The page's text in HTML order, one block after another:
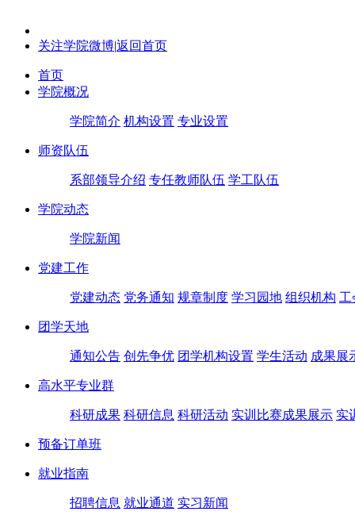
关注学院微博|返回首页
首页
学院概况
学院简介 机构设置 专业设置
师资队伍
系部领导介绍 专任教师队伍 学工队伍
学院动态
学院新闻
党建工作
党建动态 党务通知 规章制度 学习园地 组织机构 工
团学天地
通知公告 创先争优 团学机构设置 学生活动 成果展
高水平专业群
科研成果 科研信息 科研活动 实训比赛成果展示 实
预备订单班
就业指南
招聘信息 就业通道 实习新闻